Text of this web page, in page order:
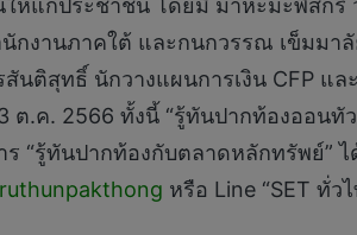
แก่ประชาชน โดยมี มาหะมะพีสกรี
กงานภาคใต้ และกนกวรรณ เข็มมา
นติสุทธิ์ นักวางแผนการเงิน CFP
ต.ค. 2566 ทั้งนี้ “รู้ทันปากท้องออน
“รู้ทันปากท้องกับตลาดหลักทรัพย์” ไ
หรือ Line “SET ทั่ว